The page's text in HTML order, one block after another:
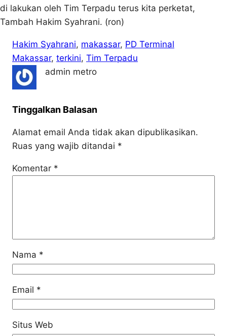
di lakukan oleh Tim Terpadu terus kita perketat,
Tambah Hakim Syahrani. (ron)
Hakim Syahrani, makassar, PD Terminal
Makassar, terkini, Tim Terpadu
admin metro
Tinggalkan Balasan
Alamat email Anda tidak akan dipublikasikan.
Ruas yang wajib ditandai *
Komentar *
Nama *
Email *
Situs Web